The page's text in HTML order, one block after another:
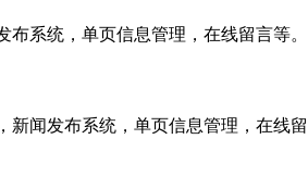
系统，单页信息管理，在线留言等。
新闻发布系统，单页信息管理，在线留